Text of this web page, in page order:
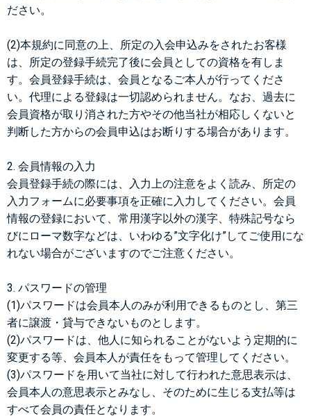
ださい。
(2)本規約に同意の上、所定の入会申込みをされたお客様
は、所定の登録手続完了後に会員としての資格を有しま
す。会員登録手続は、会員となるご本人が行ってくださ
い。代理による登録は一切認められません。なお、過去に
会員資格が取り消された方やその他当社が相応しくないと
判断した方からの会員申込はお断りする場合があります。
2. 会員情報の入力
会員登録手続の際には、入力上の注意をよく読み、所定の
入力フォームに必要事項を正確に入力してください。会員
情報の登録において、常用漢字以外の漢字、特殊記号なら
びにローマ数字などは、いわゆる”文字化け”してご使用にな
れない場合がございますのでご注意ください。
3. パスワードの管理
(1)パスワードは会員本人のみが利用できるものとし、第三
者に譲渡・貸与できないものとします。
(2)パスワードは、他人に知られることがないよう定期的に
変更する等、会員本人が責任をもって管理してください。
(3)パスワードを用いて当社に対して行われた意思表示は、
会員本人の意思表示とみなし、そのために生じる支払等は
すべて会員の責任となります。